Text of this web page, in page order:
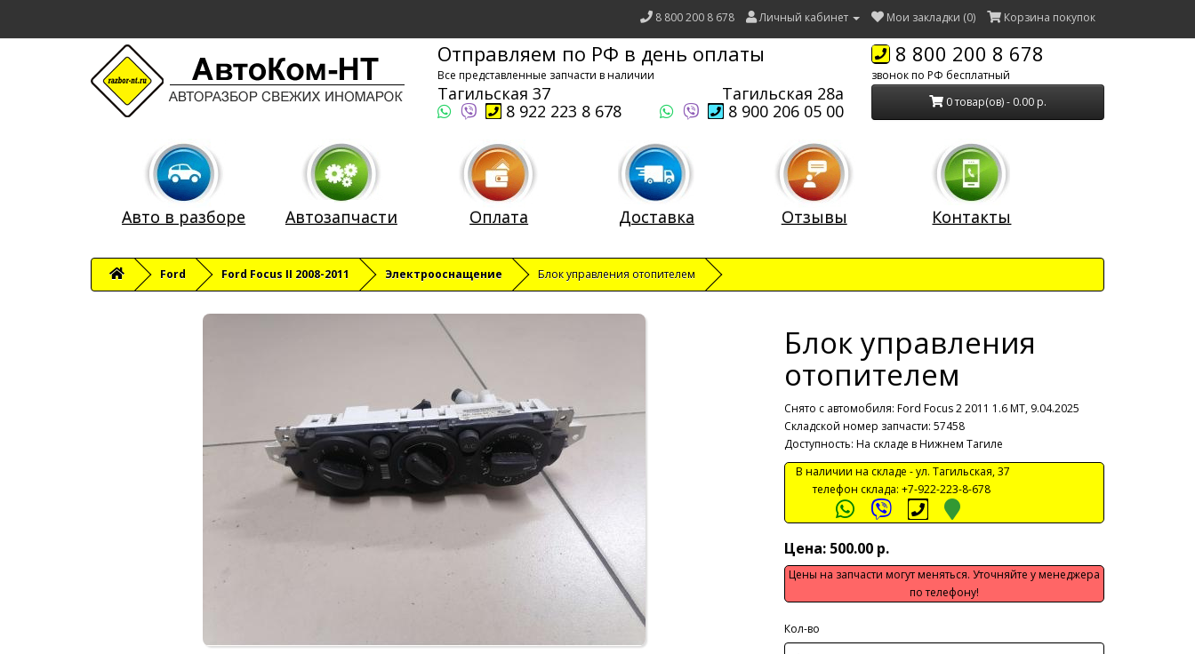
8 800 200 8 678 Личный кабинет Мои закладки (0) Корзина покупок
Отправляем по РФ в день оплаты
Все представленные запчасти в наличии
Тагильская 37
Тагильская 28а
8 922 223 8 678
8 900 206 05 00
8 800 200 8 678
звонок по РФ бесплатный
0 товар(ов) - 0.00 р.
Авто в разборе Автозапчасти Оплата Доставка Отзывы Контакты
Ford Ford Focus II 2008-2011 Электрооснащение Блок управления отопителем
Блок управления
отопителем
Снято с автомобиля: Ford Focus 2 2011 1.6 МТ, 9.04.2025
Складской номер запчасти: 57458
Доступность: На складе в Нижнем Тагиле
В наличии на складе -ул. Тагильская, 37
телефон склада: +7-922-223-8-678
Цена: 500.00 р.
Цены на запчасти могут меняться. Уточняйте у менеджера
по телефону!
Кол-во